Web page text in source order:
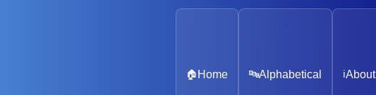
🏠 Home 🔤Alphabetical ℹ️About